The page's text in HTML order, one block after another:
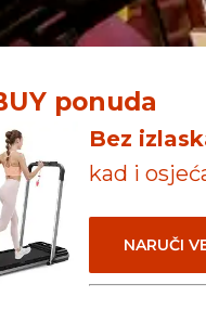
ponuda
Bez
kad i
NARUČI